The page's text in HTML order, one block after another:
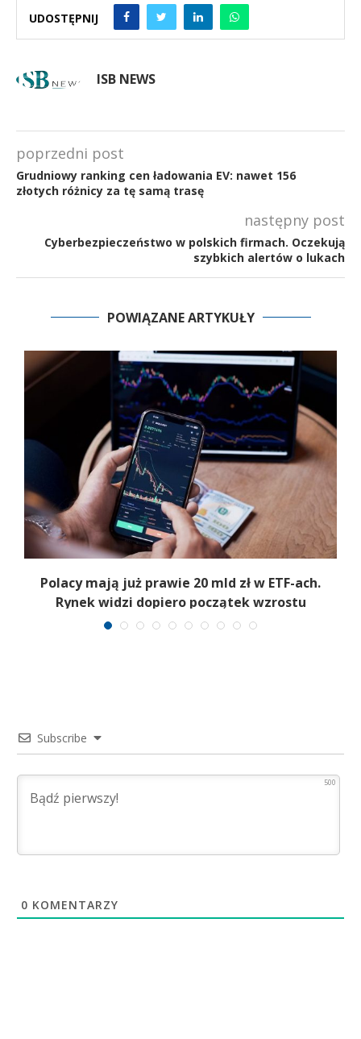
UDOSTĘPNIJ
ISB NEWS
poprzedni post
Grudniowy ranking cen ładowania EV: nawet 156
złotych różnicy za tę samą trasę
następny post
Cyberbezpieczeństwo w polskich firmach. Oczekują
szybkich alertów o lukach
POWIĄZANE ARTYKUŁY
Polacy mają już prawie 20 mld zł w ETF-ach.
Rynek widzi dopiero początek wzrostu
Subscribe
500
0 KOMENTARZY